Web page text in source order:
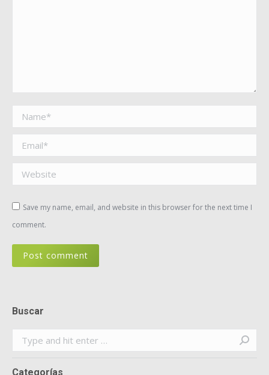
Name *
Email *
Website
Save my name, email, and website in this browser for the next time I
comment.
Post comment
Buscar
Search:
Categorías